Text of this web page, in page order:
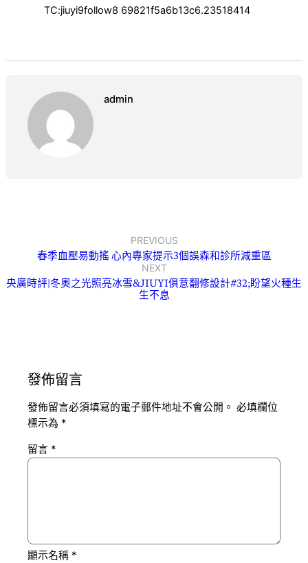
TC:jiuyi9follow8 69821f5a6b13c6.23518414
admin
PREVIOUS
春季血壓易動搖 心內專家提示3個誤森和診所減重區
NEXT
央廣時評|冬奧之光照亮冰雪&JIUYI俱意翻修設計#32;盼望火種生
生不息
發佈留言
發佈留言必須填寫的電子郵件地址不會公開。 必填欄位
標示為 *
留言 *
顯示名稱 *